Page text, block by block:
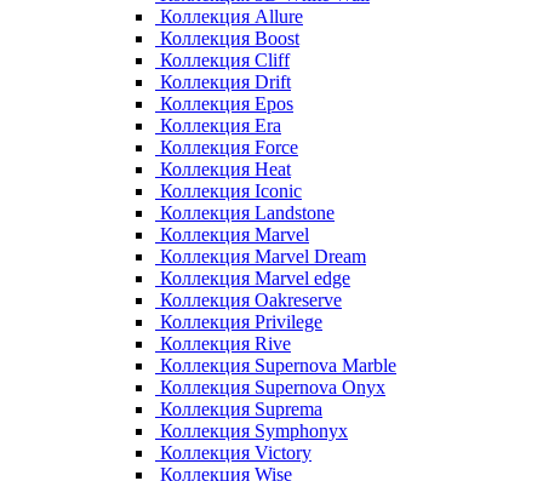
Коллекция Allure
Коллекция Boost
Коллекция Cliff
Коллекция Drift
Коллекция Epos
Коллекция Era
Коллекция Force
Коллекция Heat
Коллекция Iconic
Коллекция Landstone
Коллекция Marvel
Коллекция Marvel Dream
Коллекция Marvel edge
Коллекция Oakreserve
Коллекция Privilege
Коллекция Rive
Коллекция Supernova Marble
Коллекция Supernova Onyx
Коллекция Suprema
Коллекция Symphonyx
Коллекция Victory
Коллекция Wise